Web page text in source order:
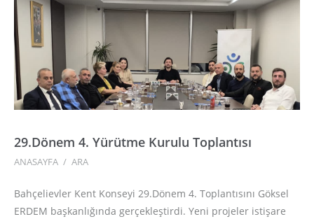
29.Dönem 4. Yürütme Kurulu Toplantısı
ANASAYFA / ARA
Bahçelievler Kent Konseyi 29.Dönem 4. Toplantısını Göksel
ERDEM başkanlığında gerçekleştirdi. Yeni projeler istişare